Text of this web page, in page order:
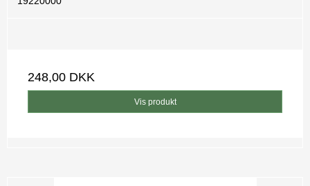
248,00 DKK
Vis produkt